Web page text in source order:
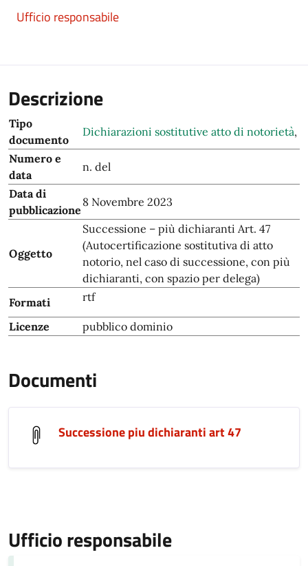
Ufficio responsabile
Descrizione
Tipo
documento
Dichiarazioni sostitutive atto di notorietà,
Numero e
data
n. del
Data di
pubblicazione
8 Novembre 2023
Oggetto
Successione – più dichiaranti Art. 47
(Autocertificazione sostitutiva di atto
notorio, nel caso di successione, con più
dichiaranti, con spazio per delega)
Formati
rtf
Licenze pubblico dominio
Documenti
Successione piu dichiaranti art 47
Ufficio responsabile